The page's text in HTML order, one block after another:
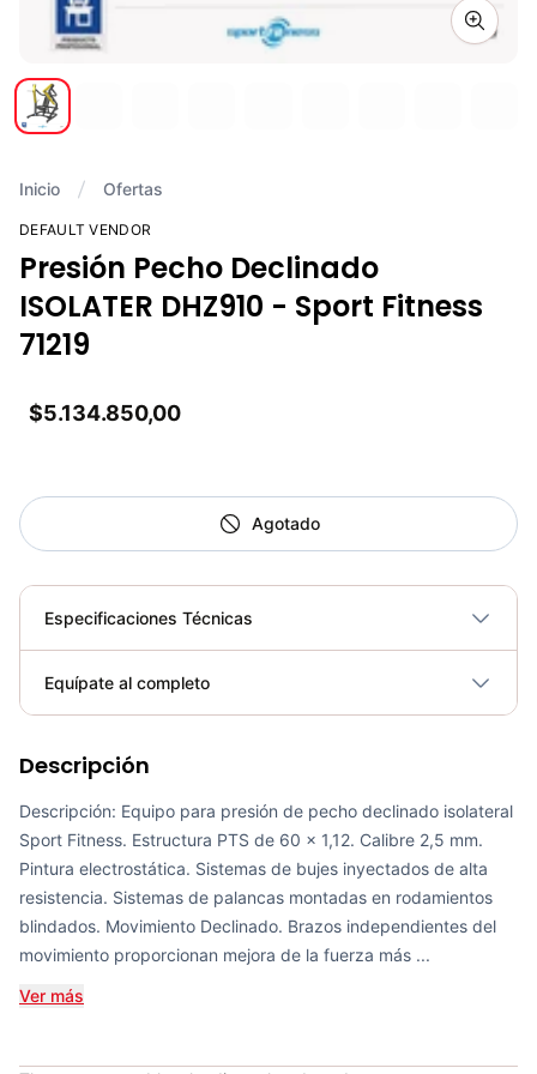
Zoom
Inicio Ofertas
DEFAULT VENDOR
Presión Pecho Declinado
ISOLATER DHZ910 - Sport Fitness
71219
$5.134.850,00
Agotado
Especificaciones Técnicas
Plegable No
Equípate al completo
COP 924,600.00
Set de Bandas Elásticas x 5 Sport Fitness-71728
COP 24,900.00
Mini Gym Ball 30cm Sportfitness - 71514
Descripción
Descripción: Equipo para presión de pecho declinado isolateral
Sport Fitness. Estructura PTS de 60 x 1,12. Calibre 2,5 mm.
Pintura electrostática. Sistemas de bujes inyectados de alta
resistencia. Sistemas de palancas montadas en rodamientos
blindados. Movimiento Declinado. Brazos independientes del
movimiento proporcionan mejora de la fuerza más ...
Ver más